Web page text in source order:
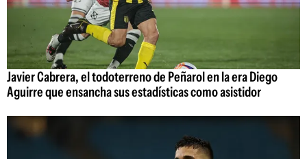
Javier Cabrera, el todoterreno de Peñarol en la era Diego
Aguirre que ensancha sus estadísticas como asistidor